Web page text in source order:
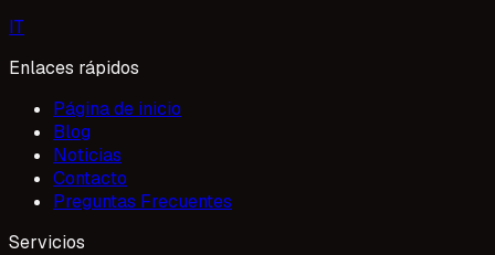
IT
Enlaces rápidos
Página de inicio
Blog
Noticias
Contacto
Preguntas Frecuentes
Servicios